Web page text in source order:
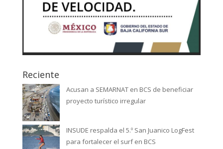
Reciente
Acusan a SEMARNAT en BCS de beneficiar
proyecto turístico irregular
INSUDE respalda el 5.º San Juanico LogFest
para fortalecer el surf en BCS